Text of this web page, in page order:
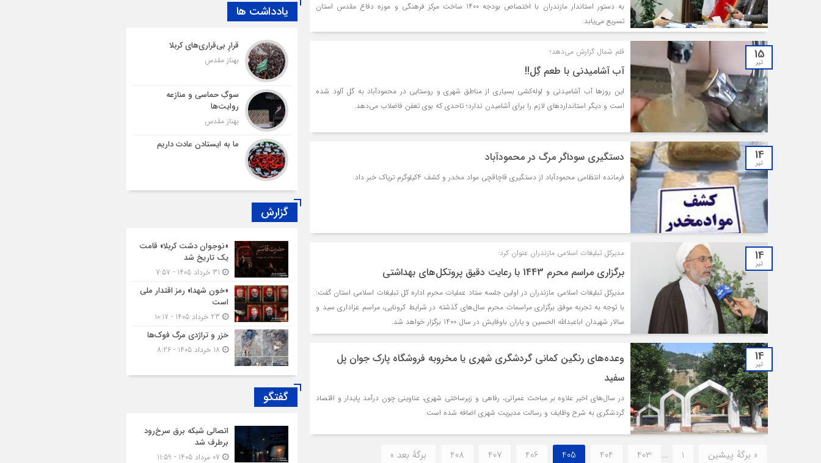
به دستور استاندار مازندران با اختصاص بودجه 1400 ساخت مرکز فرهنگی و موزه دفاع مقدس استان
تسریع می‌یابد.
15
تیر
قلم شمال گزارش می‌دهد؛
آب آشامیدنی با طعم گِل!!
این روزها آب آشامیدنی و لوله‌کشی بسیاری از مناطق شهری و روستایی در محمودآباد به‌ گل‌ آلود شده‌
است و دیگر استانداردهای لازم را برای آشامیدن ندارد؛ تاحدی که بوی تعفن فاضلاب می‌دهد.
14
تیر دستگیری سوداگر مرگ در محمودآباد
فرمانده انتظامی محمودآباد از دستگیری قاچاقچی مواد مخدر و کشف 4کیلوگرم تریاک خبر داد.
14
تیر
مدیرکل تبلیغات اسلامی مازندران عنوان کرد:
برگزاری مراسم محرم 1443 با رعایت دقیق پروتکل‌های بهداشتی
مدیرکل تبلیغات اسلامی مازندران در اولین جلسه ستاد عملیات محرم اداره کل تبلیغات اسلامی استان گفت:
با توجه به تجربه موفق برگزاری مراسمات محرم سال‌های گذشته در شرایط کرونایی، مراسم عزاداری سید و
سالار شهیدان اباعبدالله الحسین و یاران باوفایش در سال 1400 برگزار خواهد شد.
14
تیر
وعده‌های رنگین کمانی گردشگری شهری یا مخروبه فروشگاه پارک جوان پل
سفید
در سال‌های اخیر علاوه بر مباحث عمرانی، رفاهی و زیرساختی شهری، عناوینی چون درآمد پایدار و اقتصاد
گردشگری به شرح وظایف و رسالت مدیریت شهری اضافه شده است.
« برگه‌ٔ پیشین 1
…
403
404
405
406
407
408 برگهٔ بعد »
یادداشت ها
قرارِ بی‌قراری‌های کربلا
بهناز مقدس
سوگِ حماسی و منازعه
روایت‌ها
بهناز مقدس
ما به ایستادن عادت داریم
گزارش
«نوجوان دشت کربلا» قامت
یک تاریخ شد
«خون شهدا» رمز اقتدار ملی
است
خزر و تراژدی مرگ فوک‌ها
گفتگو
اتصالی شبکه برق سرخ‌رود
برطرف شد